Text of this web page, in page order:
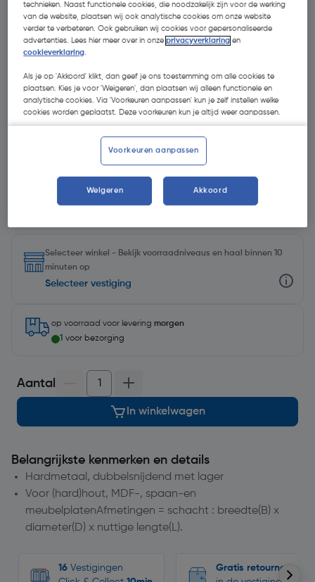
€ 7,20| Excl. btw € 5,95
Selecteer winkel - Bekijk voorraadniveaus en haal binnen 10
minuten op
Selecteer vestiging
op voorraad voor levering morgen
1 voor bezorging
Aantal
In winkelwagen
Belangrijkste kenmerken en details
Hardmetaal, dubbelsnijdend met lager
Voor (hard)hout, MDF-, spaan-en
meubelplatenAfmetingen = schacht : breedte(B) x
diameter(D) x nuttige lengte(L).
16 Vestigingen
Gratis retourneren
technieken. Naast functionele cookies, die noodzakelijk zijn voor de werking
van de website, plaatsen wij ook analytische cookies om onze website
verder te verbeteren. Ook gebruiken wij cookies voor gepersonaliseerde
advertenties. Lees hier meer over in onzeprivacyverklaring en
cookieverklaring.
Als je op 'Akkoord' klikt, dan geef je ons toestemming om alle cookies te
plaatsen. Kies je voor 'Weigeren', dan plaatsen wij alleen functionele en
analytische cookies. Via 'Voorkeuren aanpassen' kun je zelf instellen welke
cookies worden geplaatst. Deze voorkeuren kun je altijd weer aanpassen.
Voorkeuren aanpassen
Weigeren Akkoord